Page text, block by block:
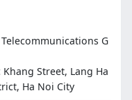
G
Street, Lang Ha
Ha Noi City